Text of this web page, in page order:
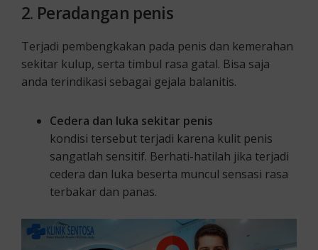
2. Peradangan penis
Terjadi pembengkakan pada penis dan kemerahan
sekitar kulup, serta timbul rasa gatal. Bisa saja
anda terindikasi sebagai gejala balanitis.
Cedera dan luka sekitar penis
kondisi tersebut terjadi karena kulit penis
sangatlah sensitif. Berhati-hatilah jika terjadi
cedera dan luka beserta muncul sensasi rasa
terbakar dan panas.